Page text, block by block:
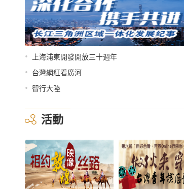
• 上海浦東開發開放三十週年
• 台灣網紅看廣河
• 智行大陸
活動